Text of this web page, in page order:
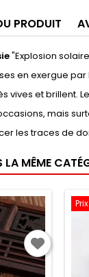
PRODUIT
"Explosion
en exergue
vives et
mais
les traces de
MÊME